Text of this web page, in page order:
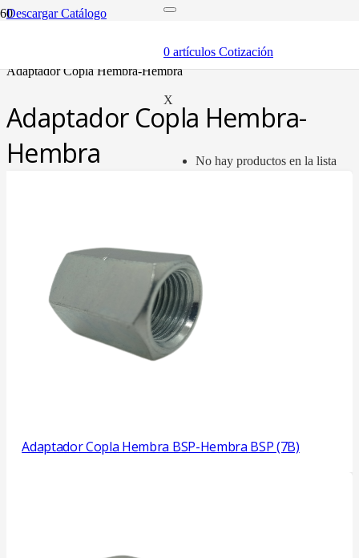
0 artículos Cotización
X
No hay productos en la lista
Descargar Catálogo
adaptador copla hembra-hembra
Adaptador Copla Hembra-
Hembra
Adaptador Copla Hembra BSP-Hembra BSP (7B)